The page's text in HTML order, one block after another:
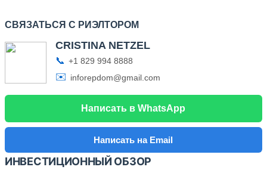
СВЯЗАТЬСЯ С РИЭЛТОРОМ
CRISTINA NETZEL
📞 +1 829 994 8888
✉️ inforepdom@gmail.com
Написать в WhatsApp
Написать на Email
ИНВЕСТИЦИОННЫЙ ОБЗОР